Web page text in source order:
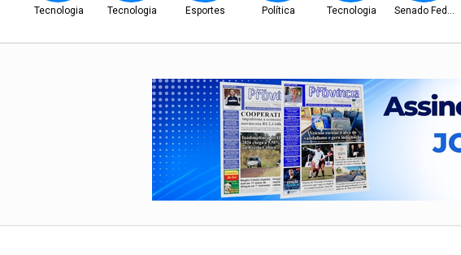
Tecnologia Tecnologia Esportes Política Tecnologia Senado Federal